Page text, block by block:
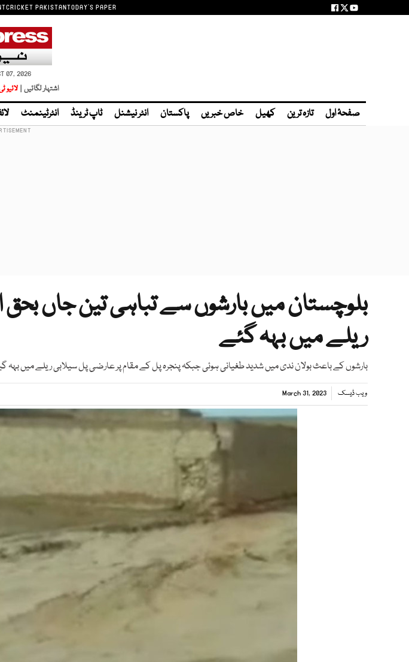
CRICKET PAKISTANTODAY'S PAPER
07, 2026
اشتہار لگائیں | لائیو
صفحۂ اول تازہ ترین کھیل خاص خبریں پاکستان انٹر نیشنل ٹاپ ٹرینڈ انٹرٹینمنٹ
بلوچستان میں بارشوں سے تباہی تین جاں بحق
ریلے میں بہہ گئے
بارشوں کے باعث بولان ندی میں شدید طغیانی ہوئی جبکہ پنجرہ پل کے مقام پر عارضی پل سیلابی ریلے میں بہہ
ویب ڈیسک March 31, 2023